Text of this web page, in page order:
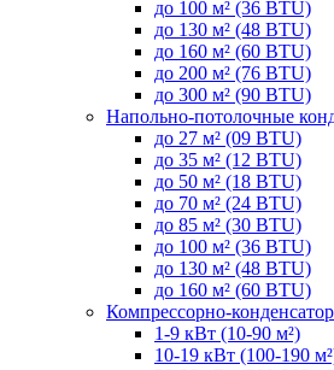
до 100 м² (36 BTU)
до 130 м² (48 BTU)
до 160 м² (60 BTU)
до 200 м² (76 BTU)
до 300 м² (90 BTU)
Напольно-потолочные
до 27 м² (09 BTU)
до 35 м² (12 BTU)
до 50 м² (18 BTU)
до 70 м² (24 BTU)
до 85 м² (30 BTU)
до 100 м² (36 BTU)
до 130 м² (48 BTU)
до 160 м² (60 BTU)
Компрессорно-
1-9 кВт (10-90 м²)
10-19 кВт (100-190